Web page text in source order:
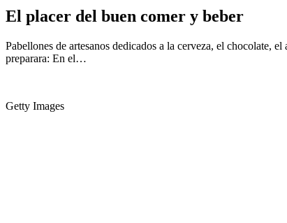
El placer del buen comer y beber
Pabellones de artesanos dedicados a la cerveza, el chocolate,
preparara: En el…
Getty Images